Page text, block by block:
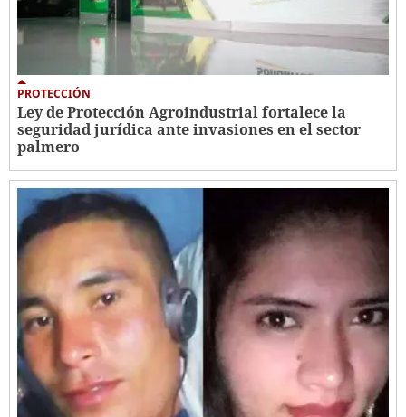
PROTECCIÓN
Ley de Protección Agroindustrial fortalece la
seguridad jurídica ante invasiones en el sector
palmero